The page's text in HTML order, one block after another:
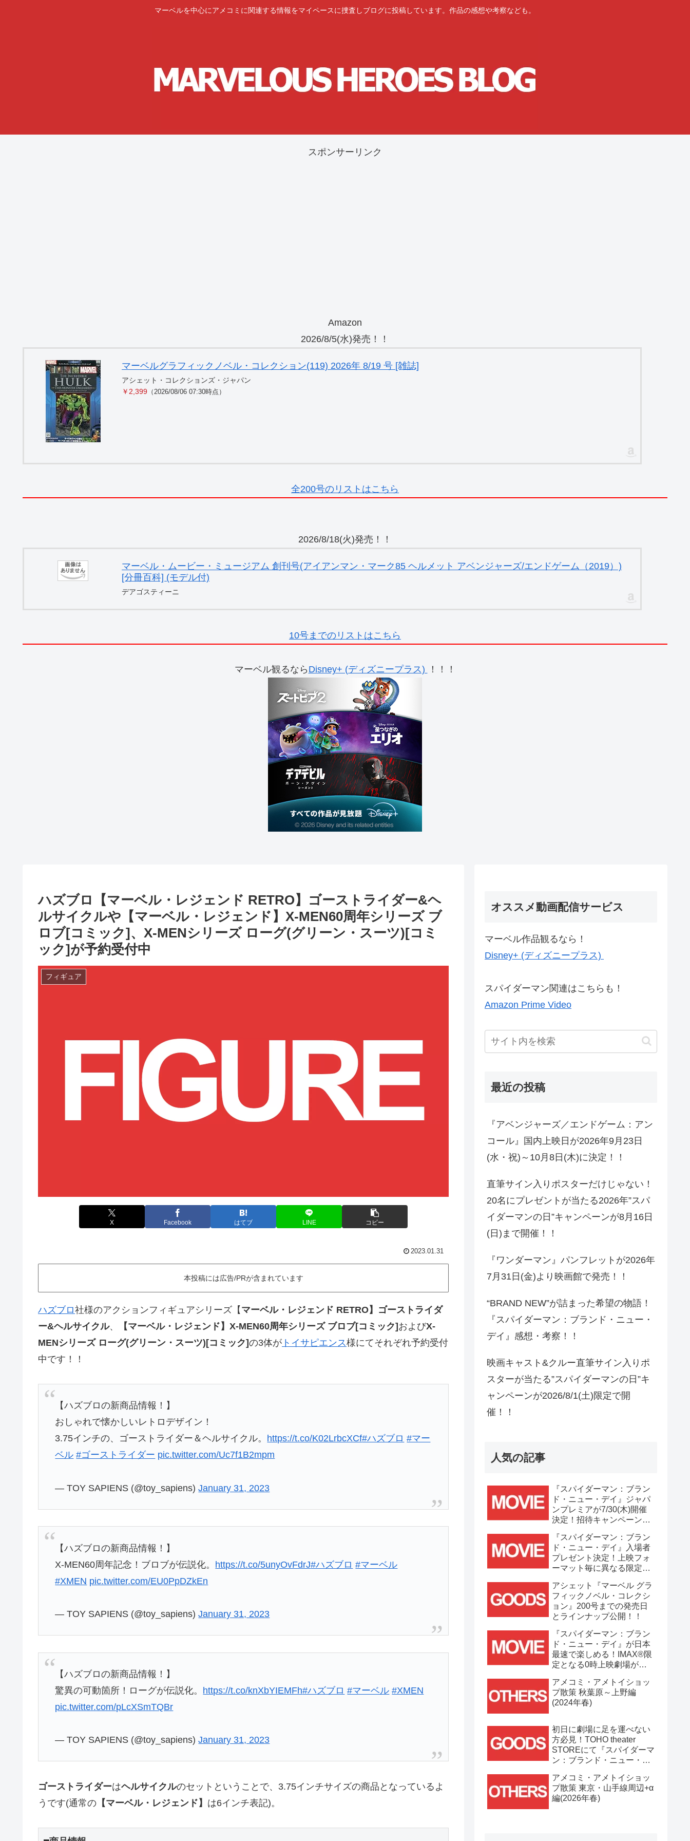
マーベルを中心にアメコミに関連する情報をマイペースに捜査しブログに投稿しています。作品の感想や考察なども。
スポンサーリンク
Amazon
2026/8/5(水)発売！！
マーベルグラフィックノベル・コレクション(119) 2026年 8/19 号 [雑誌]
アシェット・コレクションズ・ジャパン
￥2,399 （2026/08/06 07:30時点）
全200号のリストはこちら
2026/8/18(火)発売！！
マーベル・ムービー・ミュージアム 創刊号(アイアンマン・マーク85 ヘルメット アベンジャーズ/エンドゲーム（2019）)
[分冊百科] (モデル付)
デアゴスティーニ
10号までのリストはこちら
マーベル観るなら Disney+ (ディズニープラス) ！！！
ハズブロ【マーベル・レジェンド RETRO】ゴーストライダー&ヘ
ルサイクルや【マーベル・レジェンド】X-MEN60周年シリーズ ブ
ロブ[コミック]、X-MENシリーズ ローグ(グリーン・スーツ)[コミ
ック]が予約受付中
フィギュア
X Facebook はてブ LINE コピー
2023.01.31
本投稿には広告/PRが含まれています
ハズブロ社様のアクションフィギュアシリーズ【 マーベル・レジェンド RETRO】ゴーストライダ
ー&ヘルサイクル、 【マーベル・レジェンド】X-MEN60周年シリーズ ブロブ[コミック]およびX-
MENシリーズ ローグ(グリーン・スーツ)[コミック]の3体が トイサピエンス様にてそれぞれ予約受付
中です！！
【ハズブロの新商品情報！】
おしゃれで懐かしいレトロデザイン！
3.75インチの、ゴーストライダー＆ヘルサイクル。 https://t.co/K02LrbcXCf#ハズブロ #マー
ベル #ゴーストライダー pic.twitter.com/Uc7f1B2mpm
— TOY SAPIENS (@toy_sapiens)January 31, 2023
【ハズブロの新商品情報！】
X-MEN60周年記念！ブロブが伝説化。 https://t.co/5unyOvFdrJ#ハズブロ #マーベル
#XMEN pic.twitter.com/EU0PpDZkEn
— TOY SAPIENS (@toy_sapiens)January 31, 2023
【ハズブロの新商品情報！】
驚異の可動箇所！ローグが伝説化。 https://t.co/knXbYIEMFh#ハズブロ #マーベル #XMEN
pic.twitter.com/pLcXSmTQBr
— TOY SAPIENS (@toy_sapiens)January 31, 2023
ゴーストライダーはヘルサイクルのセットということで、3.75インチサイズの商品となっているよ
うです(通常の 【マーベル・レジェンド】 は6インチ表記)。
オススメ動画配信サービス
マーベル作品観るなら！
Disney+ (ディズニープラス)
スパイダーマン関連はこちらも！
Amazon Prime Video
最近の投稿
『アベンジャーズ／エンドゲーム：アン
コール』国内上映日が2026年9月23日
(水・祝)～10月8日(木)に決定！！
直筆サイン入りポスターだけじゃない！
20名にプレゼントが当たる2026年”スパ
イダーマンの日”キャンペーンが8月16日
(日)まで開催！！
『ワンダーマン』パンフレットが2026年
7月31日(金)より映画館で発売！！
“BRAND NEW”が詰まった希望の物語！
『スパイダーマン：ブランド・ニュー・
デイ』感想・考察！！
映画キャスト&クルー直筆サイン入りポ
スターが当たる”スパイダーマンの日”キ
ャンペーンが2026/8/1(土)限定で開
催！！
人気の記事
『スパイダーマン：ブラン
ド・ニュー・デイ』ジャパ
ンプレミアが7/30(木)開催
決定！招待キャンペーンは
中！！
『スパイダーマン：ブラン
ド・ニュー・デイ』入場者
プレゼント決定！上映フォ
ーマット毎に異なる限定ビ
える！！
アシェット『マーベル グラ
フィックノベル・コレクシ
ョン』200号までの発売日
とラインナップ公開！！
『スパイダーマン：ブラン
ド・ニュー・デイ』が日本
最速で楽しめる！IMAX®限
定となる0時上映劇場が決
アメコミ・アメトイショッ
プ散策 秋葉原～上野編
(2024年春)
初日に劇場に足を運べない
方必見！TOHO theater
STOREにて『スパイダーマ
ン：ブランド・ニュー・デ
7/31(金)11時より開始！！
アメコミ・アメトイショッ
プ散策 東京・山手線周辺+α
編(2026年春)